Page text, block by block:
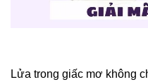
Lửa trong giấc mơ không